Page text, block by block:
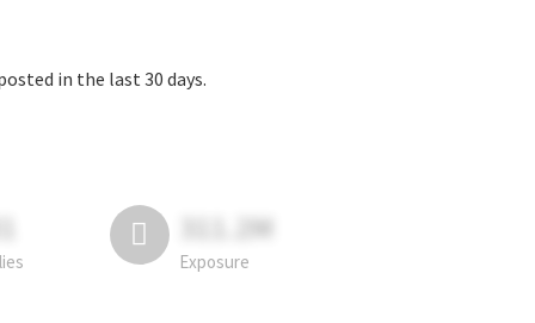
in the last 30 days.
311.2M
Exposure